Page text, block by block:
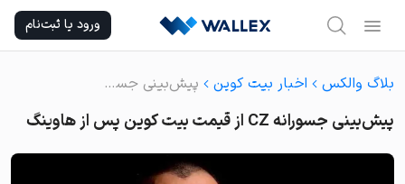
content
ورود یا ثبت‌نام
بلاگ والکس اخبار بیت کوین پیش‌بینی جسورانه‌ CZ از قیمت بیت کوین پس از هاوینگ
پیش‌بینی جسورانه‌ CZ از قیمت بیت کوین پس از هاوینگ